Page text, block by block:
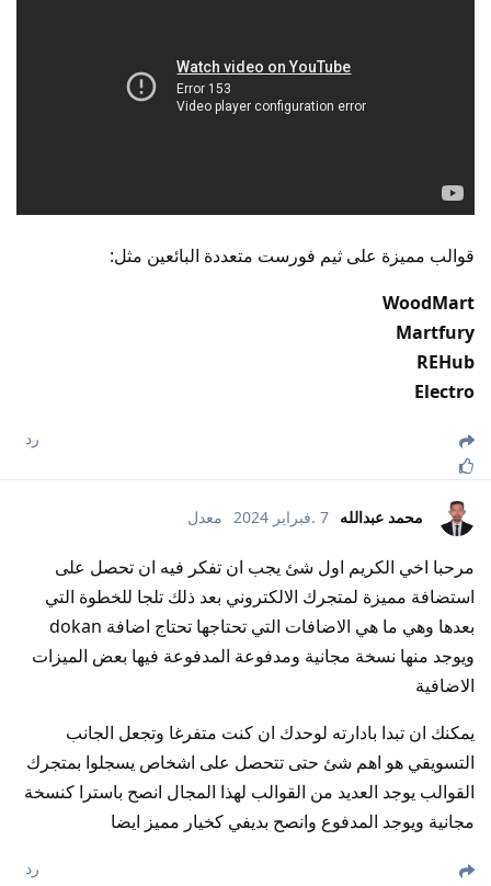
قوالب مميزة على ثيم فورست متعددة البائعين مثل:
WoodMart
Martfury
REHub
Electro
رد
محمد عبدالله 7 .فبراير 2024 معدل
مرحبا اخي الكريم اول شئ يجب ان تفكر فيه ان تحصل على
استضافة مميزة لمتجرك الالكتروني بعد ذلك تلجا للخطوة التي
بعدها وهي ما هي الاضافات التي تحتاجها تحتاج اضافة dokan
ويوجد منها نسخة مجانية ومدفوعة المدفوعة فيها بعض الميزات
الاضافية
يمكنك ان تبدا بادارته لوحدك ان كنت متفرغا وتجعل الجانب
التسويقي هو اهم شئ حتى تتحصل على اشخاص يسجلوا بمتجرك
القوالب يوجد العديد من القوالب لهذا المجال انصح باسترا كنسخة
مجانية ويوجد المدفوع وانصح بديفي كخيار مميز ايضا
رد